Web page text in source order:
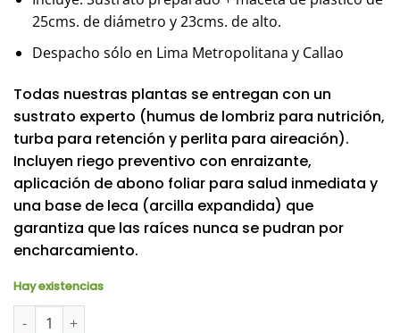
25cms. de diámetro y 23cms. de alto.
Despacho sólo en Lima Metropolitana y Callao
Todas nuestras plantas se entregan con un
sustrato experto (humus de lombriz para nutrición,
turba para retención y perlita para aireación).
Incluyen riego preventivo con enraizante,
aplicación de abono foliar para salud inmediata y
una base de leca (arcilla expandida) que
garantiza que las raíces nunca se pudran por
encharcamiento.
Hay existencias
Ficus blanca | 80cms cantidad